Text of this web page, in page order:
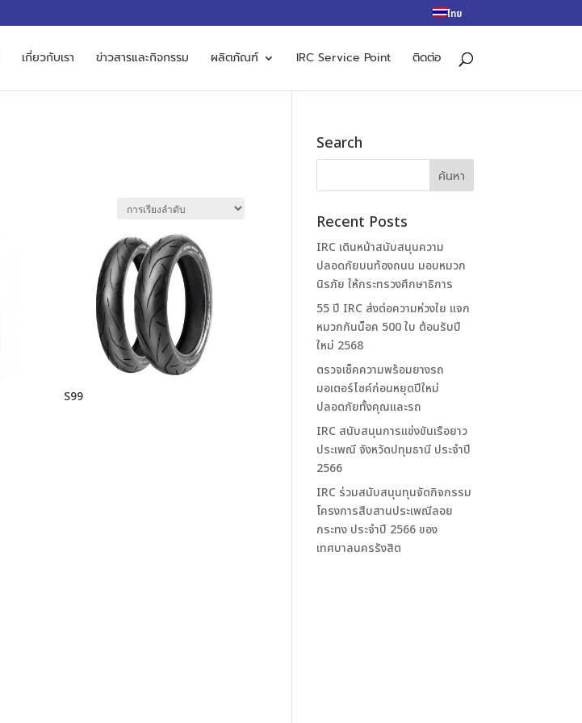
ไทย
เกี่ยวกับเรา ข่าวสารและกิจกรรม ผลิตภัณฑ์ IRC Service Point ติดต่อ
S99
Search
Recent Posts
IRC เดินหน้าสนับสนุนความ
ปลอดภัยบนท้องถนน มอบหมวก
นิรภัย ให้กระทรวงศึกษาธิการ
55 ปี IRC ส่งต่อความห่วงใย แจก
หมวกกันน็อค 500 ใบ ต้อนรับปี
ใหม่ 2568
ตรวจเช็คความพร้อมยางรถ
มอเตอร์ไซค์ก่อนหยุดปีใหม่
ปลอดภัยทั้งคุณและรถ
IRC สนับสนุนการแข่งขันเรือยาว
ประเพณี จังหวัดปทุมธานี ประจำปี
2566
IRC ร่วมสนับสนุนทุนจัดกิจกรรม
โครงการสืบสานประเพณีลอย
กระทง ประจำปี 2566 ของ
เทศบาลนครรังสิต